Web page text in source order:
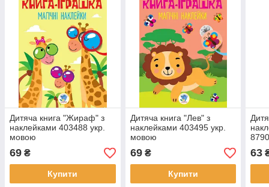
Дитяча книга "Жираф" з
наклейками 403488 укр.
мовою
69 ₴
Купити
Дитяча книга "Лев" з
наклейками 403495 укр.
мовою
69₴
Купити
63